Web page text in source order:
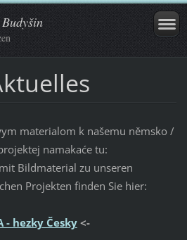
materialom k našemu němsko /
namakaće tu:
Bildmaterial zu unseren
Projekten finden Sie hier:
- hezky Česky <-